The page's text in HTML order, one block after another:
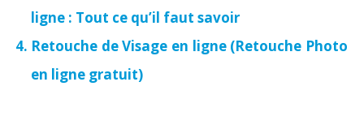
ligne : Tout ce qu’il faut savoir
Retouche de Visage en ligne (Retouche Photo
en ligne gratuit)